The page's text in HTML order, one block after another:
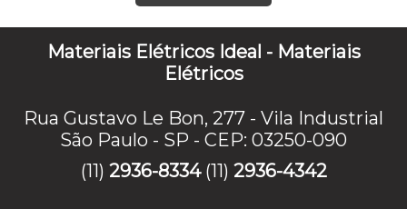
Materiais Elétricos Ideal - Materiais
Elétricos
Rua Gustavo Le Bon, 277 - Vila Industrial
São Paulo - SP - CEP: 03250-090
(11) 2936-8334 (11) 2936-4342